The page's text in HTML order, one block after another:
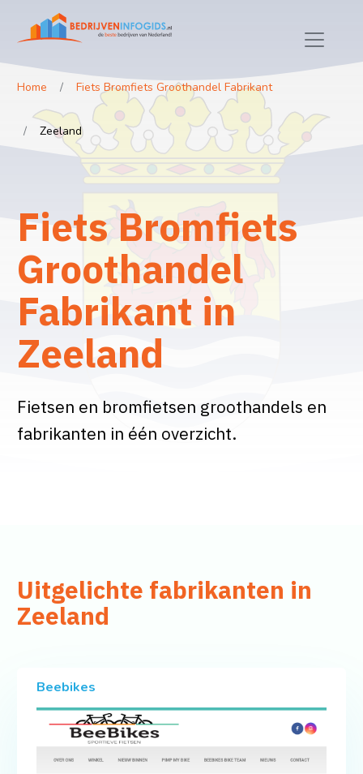
Home Fiets Bromfiets Groothandel Fabrikant
Zeeland
Fiets Bromfiets
Groothandel
Fabrikant in
Zeeland
Fietsen en bromfietsen groothandels en
fabrikanten in één overzicht.
Uitgelichte fabrikanten in
Zeeland
Beebikes